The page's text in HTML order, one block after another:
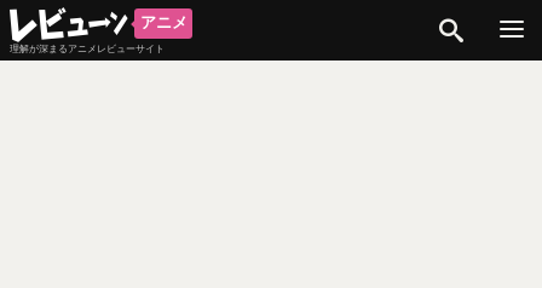
アニメ
理解が深まるアニメレビューサイト